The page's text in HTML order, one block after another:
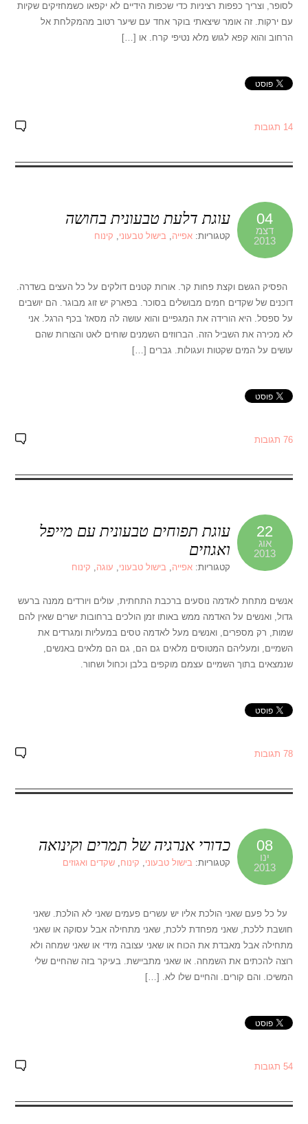
לסופר, וצריך כפפות רציניות כדי שכפות הידיים לא יקפאו כשמחזיקים שקיות
עם ירקות. זה אומר שיצאתי בוקר אחד עם שיער רטוב מהמקלחת אל
הרחוב והוא קפא לגוש מלא נטיפי קרח. או […]
14 תגובות
04
דצמ
2013
עוגת דלעת טבעונית בחושה
קטגוריות:אפייה,בישול טבעוני, קינוח
הפסיק הגשם וקצת פחות קר. אורות קטנים דולקים על כל העצים בשדרה.
דוכנים של שקדים חמים מבושלים בסוכר. בפארק יש זוג מבוגר. הם יושבים
על ספסל. היא הורידה את המגפיים והוא עושה לה מסאז' בכף הרגל. אני
לא מכירה את השביל הזה. הברווזים השמנים שוחים לאט והצורות שהם
עושים על המים שקטות ועגולות. גברים […]
76 תגובות
22
אוג
2013
עוגת תפוחים טבעונית עם מייפל
ואגוזים
קטגוריות:אפייה,בישול טבעוני, עוגה, קינוח
אנשים מתחת לאדמה נוסעים ברכבת התחתית, עולים ויורדים ממנה ברעש
גדול, ואנשים על האדמה ממש באותו זמן הולכים ברחובות ישרים שאין להם
שמות, רק מספרים, ואנשים מעל לאדמה טסים במעליות ומגרדים את
השמיים, ומעליהם המטוסים מלאים גם הם, גם הם מלאים באנשים,
שנמצאים בתוך השמיים עצמם מוקפים בלבן וכחול ושחור.
78 תגובות
08
ינו
2013
כדורי אנרגיה של תמרים וקינואה
קטגוריות:בישול טבעוני, קינוח,שקדים ואגוזים
על כל פעם שאני הולכת אליו יש עשרים פעמים שאני לא הולכת. שאני
חושבת ללכת, שאני מפחדת ללכת, שאני מתחילה אבל עסוקה או שאני
מתחילה אבל מאבדת את הכוח או שאני עצובה מידי או שאני שמחה ולא
רוצה להכתים את השמחה. או שאני מתביישת. בעיקר בזה שהחיים שלי
המשיכו. והם קורים. והחיים שלו לא. […]
54 תגובות